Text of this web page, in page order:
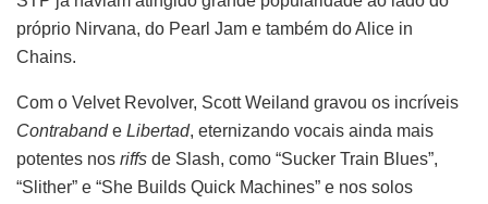
próprio Nirvana, do Pearl Jam e também do Alice in
Chains.
Com o Velvet Revolver, Scott Weiland gravou os incríveis
Contrabande Libertad, eternizando vocais ainda mais
potentes nos riffs de Slash, como “Sucker Train Blues”,
“Slither” e “She Builds Quick Machines” e nos solos